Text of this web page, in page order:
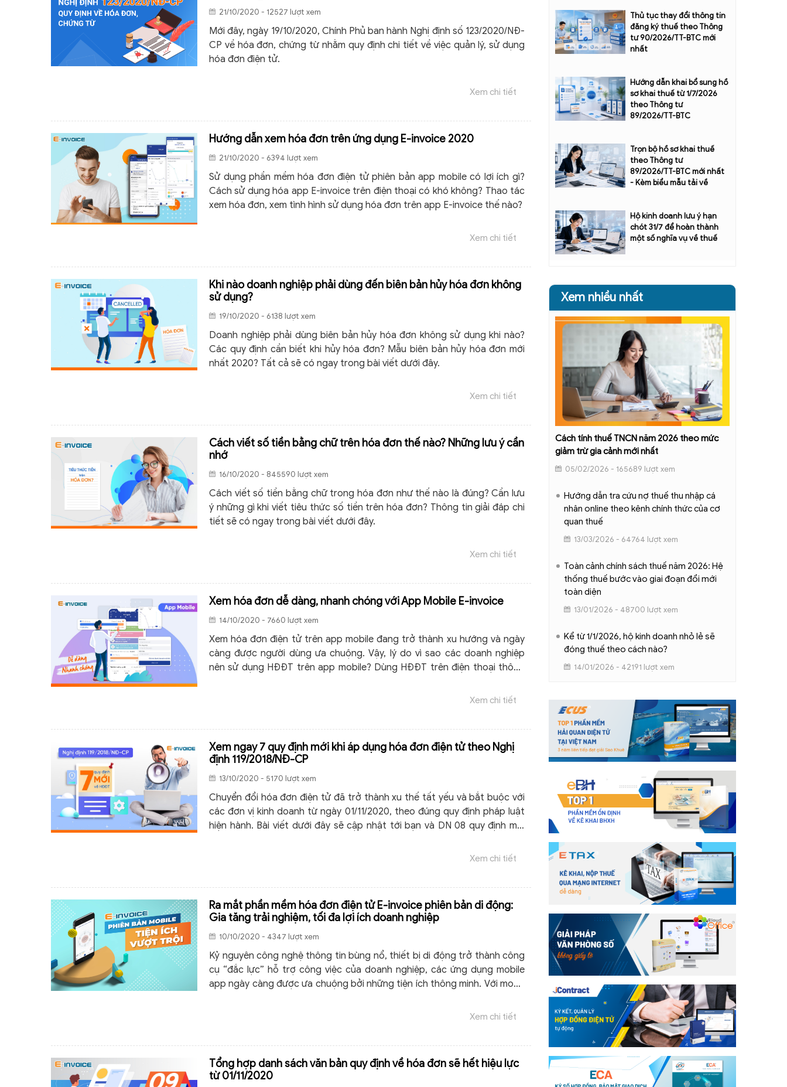
21/10/2020 - 12527 lượt xem
Mới đây, ngày 19/10/2020, Chính Phủ ban hành Nghị định số 123/2020/NĐ-
CP về hóa đơn, chứng từ nhằm quy định chi tiết về việc quản lý, sử dụng
hóa đơn điện tử.
Xem chi tiết
Hướng dẫn xem hóa đơn trên ứng dụng E-invoice 2020
21/10/2020 - 6394 lượt xem
Sử dụng phần mềm hóa đơn điện tử phiên bản app mobile có lợi ích gì?
Cách sử dụng hóa app E-invoice trên điện thoại có khó không? Thao tác
xem hóa đơn, xem tình hình sử dụng hóa đơn trên app E-invoice thế nào?
Xem chi tiết
Khi nào doanh nghiệp phải dùng đến biên bản hủy hóa đơn không
sử dụng?
19/10/2020 - 6138 lượt xem
Doanh nghiệp phải dùng biên bản hủy hóa đơn không sử dụng khi nào?
Các quy định cần biết khi hủy hóa đơn? Mẫu biên bản hủy hóa đơn mới
nhất 2020? Tất cả sẽ có ngay trong bài viết dưới đây.
Xem chi tiết
Cách viết số tiền bằng chữ trên hóa đơn thế nào? Những lưu ý cần
nhớ
16/10/2020 - 845590 lượt xem
Cách viết số tiền bằng chữ trong hóa đơn như thế nào là đúng? Cần lưu
ý những gì khi viết tiêu thức số tiền trên hóa đơn? Thông tin giải đáp chi
tiết sẽ có ngay trong bài viết dưới đây.
Xem chi tiết
Xem hóa đơn dễ dàng, nhanh chóng với App Mobile E-invoice
14/10/2020 - 7660 lượt xem
Xem hóa đơn điện tử trên app mobile đang trở thành xu hướng và ngày
càng được người dùng ưa chuộng. Vậy, lý do vì sao các doanh nghiệp
nên sử dụng HĐĐT trên app mobile? Dùng HĐĐT trên điện thoại thông
Xem chi tiết
Xem ngay 7 quy định mới khi áp dụng hóa đơn điện tử theo Nghị
định 119/2018/NĐ-CP
13/10/2020 - 5170 lượt xem
Chuyển đổi hóa đơn điện tử đã trở thành xu thế tất yếu và bắt buộc với
các đơn vị kinh doanh từ ngày 01/11/2020, theo đúng quy định pháp luật
hiện hành. Bài viết dưới đây sẽ cập nhật tới bạn và DN 08 quy định mới
Xem chi tiết
Ra mắt phần mềm hóa đơn điện tử E-invoice phiên bản di động:
Gia tăng trải nghiệm, tối đa lợi ích doanh nghiệp
10/10/2020 - 4347 lượt xem
Kỷ nguyên công nghệ thông tin bùng nổ, thiết bị di động trở thành công
cụ “đắc lực” hỗ trợ công việc của doanh nghiệp, các ứng dụng mobile
app ngày càng được ưa chuộng bởi những tiện ích thông minh. Với mong
Xem chi tiết
Tổng hợp danh sách văn bản quy định về hóa đơn sẽ hết hiệu lực
từ 01/11/2020
Thủ tục thay đổi thông tin
đăng ký thuế theo Thông
tư 90/2026/TT-BTC mới
nhất
Hướng dẫn khai bổ sung hồ
sơ khai thuế từ 1/7/2026
theo Thông tư
89/2026/TT-BTC
Trọn bộ hồ sơ khai thuế
theo Thông tư
89/2026/TT-BTC mới nhất
- Kèm biểu mẫu tải về
Hộ kinh doanh lưu ý hạn
chót 31/7 để hoàn thành
một số nghĩa vụ về thuế
Xem nhiều nhất
Cách tính thuế TNCN năm 2026 theo mức
giảm trừ gia cảnh mới nhất
05/02/2026 - 165689 lượt xem
Hướng dẫn tra cứu nợ thuế thu nhập cá
nhân online theo kênh chính thức của cơ
quan thuế
13/03/2026 - 64764 lượt xem
Toàn cảnh chính sách thuế năm 2026: Hệ
thống thuế bước vào giai đoạn đổi mới
toàn diện
13/01/2026 - 48700 lượt xem
Kể từ 1/1/2026, hộ kinh doanh nhỏ lẻ sẽ
đóng thuế theo cách nào?
14/01/2026 - 42191 lượt xem